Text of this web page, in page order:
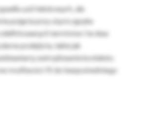
pól tekstowych, ale
pojęcia przy użyciu języka
terminów i te dwa
podejścia, takie jak
wstrzykiwanie kontekstu
możliwości AI do bezpośredniego